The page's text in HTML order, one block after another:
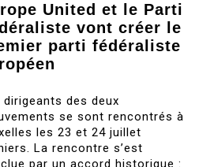
United et le Parti
vont créer le
parti fédéraliste
dirigeants des deux
se sont rencontrés à
les 23 et 24 juillet
La rencontre s’est
par un accord historique :